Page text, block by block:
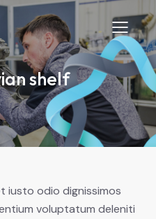
shelf
iusto odio dignissimos
voluptatum deleniti